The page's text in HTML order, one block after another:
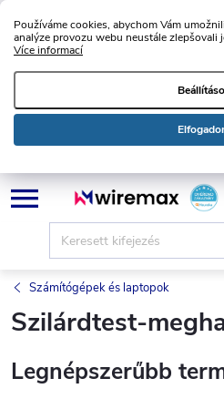
Používáme cookies, abychom Vám
analýze provozu webu neustále
Více informací
Ugrás
Számítógépek és laptopok
Szilárdtest-
Legnépszerűbb